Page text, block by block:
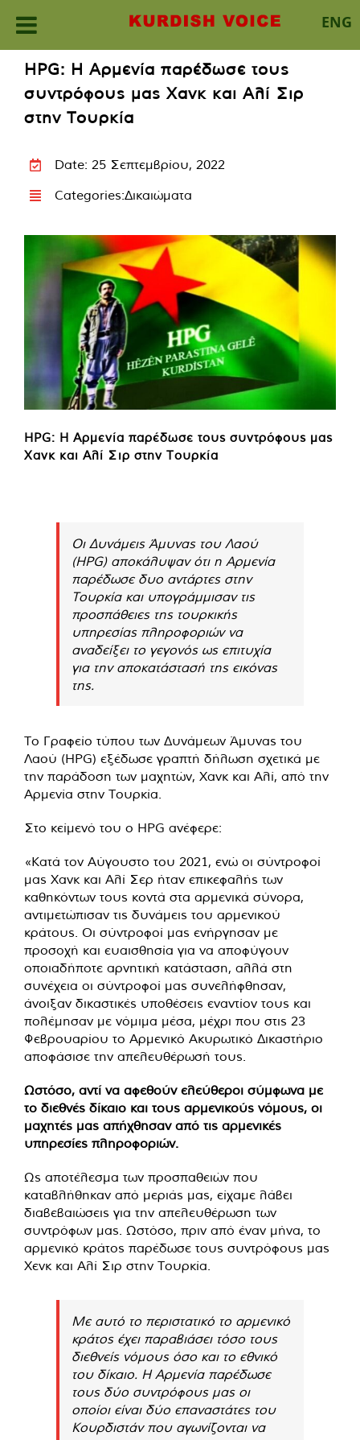
ENG
content
HPG: Η Αρμενία παρέδωσε τους
συντρόφους μας Χανκ και Αλί Σιρ
στην Τουρκία
Date: 25 Σεπτεμβρίου, 2022
Categories:Δικαιώματα
HPG: Η Αρμενία παρέδωσε τους συντρόφους μας
Χανκ και Αλί Σιρ στην Τουρκία
Οι Δυνάμεις Άμυνας του Λαού
(HPG) αποκάλυψαν ότι η Αρμενία
παρέδωσε δυο αντάρτες στην
Τουρκία και υπογράμμισαν τις
προσπάθειες της τουρκικής
υπηρεσίας πληροφοριών να
αναδείξει το γεγονός ως επιτυχία
για την αποκατάστασή της εικόνας
της.
Το Γραφείο τύπου των Δυνάμεων Άμυνας του
Λαού (HPG) εξέδωσε γραπτή δήλωση σχετικά με
την παράδοση των μαχητών, Χανκ και Αλί, από την
Αρμενία στην Τουρκία.
Στο κείμενό του ο HPG ανέφερε:
«Κατά τον Αύγουστο του 2021, ενώ οι σύντροφοί
μας Χανκ και Αλί Σερ ήταν επικεφαλής των
καθηκόντων τους κοντά στα αρμενικά σύνορα,
αντιμετώπισαν τις δυνάμεις του αρμενικού
κράτους. Οι σύντροφοί μας ενήργησαν με
προσοχή και ευαισθησία για να αποφύγουν
οποιαδήποτε αρνητική κατάσταση, αλλά στη
συνέχεια οι σύντροφοί μας συνελήφθησαν,
άνοιξαν δικαστικές υποθέσεις εναντίον τους και
πολέμησαν με νόμιμα μέσα, μέχρι που στις 23
Φεβρουαρίου το Αρμενικό Ακυρωτικό Δικαστήριο
αποφάσισε την απελευθέρωσή τους.
Ωστόσο, αντί να αφεθούν ελεύθεροι σύμφωνα με
το διεθνές δίκαιο και τους αρμενικούς νόμους, οι
μαχητές μας απήχθησαν από τις αρμενικές
υπηρεσίες πληροφοριών.
Ως αποτέλεσμα των προσπαθειών που
καταβλήθηκαν από μεριάς μας, είχαμε λάβει
διαβεβαιώσεις για την απελευθέρωση των
συντρόφων μας. Ωστόσο, πριν από έναν μήνα, το
αρμενικό κράτος παρέδωσε τους συντρόφους μας
Χενκ και Αλί Σιρ στην Τουρκία.
Με αυτό το περιστατικό το αρμενικό
κράτος έχει παραβιάσει τόσο τους
διεθνείς νόμους όσο και το εθνικό
του δίκαιο. Η Αρμενία παρέδωσε
τους δύο συντρόφους μας οι
οποίοι είναι δύο επαναστάτες του
Κουρδιστάν που αγωνίζονται να